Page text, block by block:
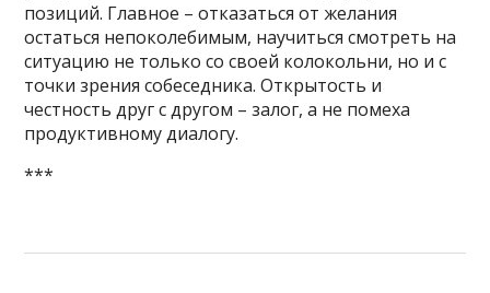
позиций. Главное – отказаться от желания
остаться непоколебимым, научиться смотреть на
ситуацию не только со своей колокольни, но и с
точки зрения собеседника. Открытость и
честность друг с другом – залог, а не помеха
продуктивному диалогу.
***